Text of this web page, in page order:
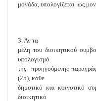
μονάδα, υπολογίζεται ως
3. Αν τα
μέλη του διοικητικού
υπολογισμό
της προηγούμενης
(25), κάθε
δημοτικό και κοινοτικό
διοικητικό